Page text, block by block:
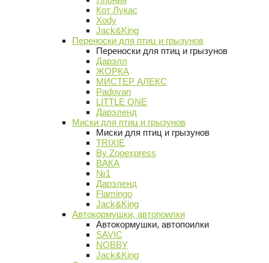
Кот Лукас
Xody
Jack&King
Переноски для птиц и грызунов
Переноски для птиц и грызунов
Дарэлл
ЖОРКА
МИСТЕР АЛЕКС
Padovan
LITTLE ONE
Дарэленд
Миски для птиц и грызунов
Миски для птиц и грызунов
TRIXIE
By Zooexpress
ВАКА
№1
Дарэленд
Flamingo
Jack&King
Автокормушки, автопоилки
Автокормушки, автопоилки
SAVIC
NOBBY
Jack&King